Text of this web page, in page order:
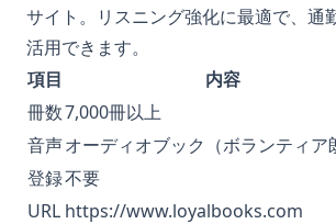
サイト。リスニング強化に最適で、通
活用できます。
項目
内容
冊数7,000冊以上
音声オーディオブック（ボランティア
登録不要
URL https://www.loyalbooks.com